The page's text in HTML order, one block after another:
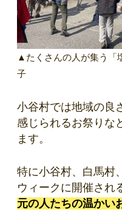
▲たくさんの人が集う「
子
小谷村では地域の良
感じられるお祭りな
ます。
特に小谷村、白馬村
ウィークに開催され
元の人たちの温かい